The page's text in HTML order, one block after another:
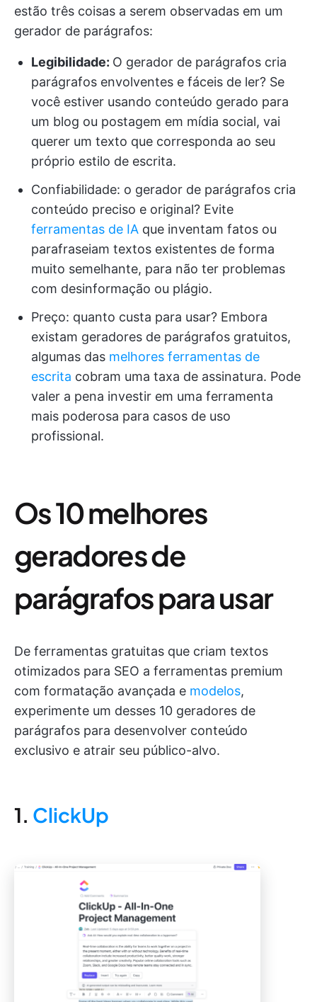
estão três coisas a serem observadas em um
gerador de parágrafos:
Legibilidade: O gerador de parágrafos cria
parágrafos envolventes e fáceis de ler? Se
você estiver usando conteúdo gerado para
um blog ou postagem em mídia social, vai
querer um texto que corresponda ao seu
próprio estilo de escrita.
Confiabilidade: o gerador de parágrafos cria
conteúdo preciso e original? Evite
ferramentas de IA que inventam fatos ou
parafraseiam textos existentes de forma
muito semelhante, para não ter problemas
com desinformação ou plágio.
Preço: quanto custa para usar? Embora
existam geradores de parágrafos gratuitos,
algumas das melhores ferramentas de
escrita cobram uma taxa de assinatura. Pode
valer a pena investir em uma ferramenta
mais poderosa para casos de uso
profissional.
Os 10 melhores
geradores de
parágrafos para usar
De ferramentas gratuitas que criam textos
otimizados para SEO a ferramentas premium
com formatação avançada e modelos,
experimente um desses 10 geradores de
parágrafos para desenvolver conteúdo
exclusivo e atrair seu público-alvo.
1. ClickUp